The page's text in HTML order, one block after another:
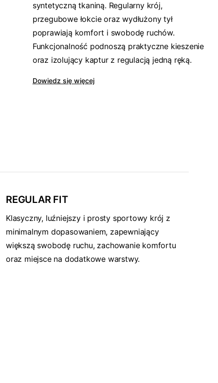
syntetyczną tkaniną. Regularny krój,
przegubowe łokcie oraz wydłużony tył
poprawiają komfort i swobodę ruchów.
Funkcjonalność podnoszą praktyczne kieszenie
oraz izolujący kaptur z regulacją jedną ręką.
Dowiedz się więcej
REGULAR FIT
Klasyczny, luźniejszy i prosty sportowy krój z
minimalnym dopasowaniem, zapewniający
większą swobodę ruchu, zachowanie komfortu
oraz miejsce na dodatkowe warstwy.